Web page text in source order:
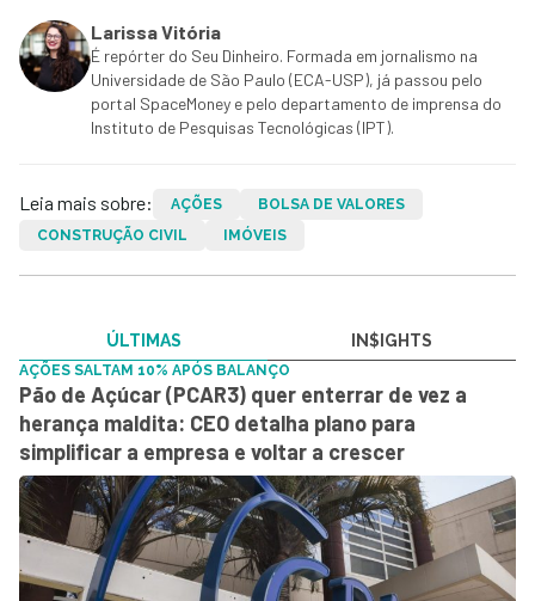
Larissa Vitória
É repórter do Seu Dinheiro. Formada em jornalismo na
Universidade de São Paulo (ECA-USP), já passou pelo
portal SpaceMoney e pelo departamento de imprensa do
Instituto de Pesquisas Tecnológicas (IPT).
Leia mais sobre: AÇÕES
BOLSA DE VALORES
CONSTRUÇÃO CIVIL
IMÓVEIS
ÚLTIMAS IN$IGHTS
AÇÕES SALTAM 10% APÓS BALANÇO
Pão de Açúcar (PCAR3) quer enterrar de vez a
herança maldita: CEO detalha plano para
simplificar a empresa e voltar a crescer